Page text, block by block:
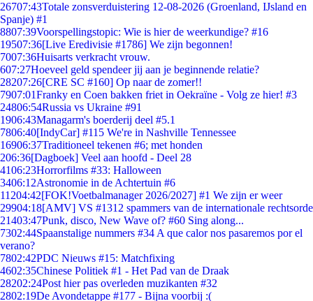
26707:43Totale zonsverduistering 12-08-2026 (Groenland, IJsland en
Spanje) #1
8807:39Voorspellingstopic: Wie is hier de weerkundige? #16
19507:36[Live Eredivisie #1786] We zijn begonnen!
7007:36Huisarts verkracht vrouw.
607:27Hoeveel geld spendeer jij aan je beginnende relatie?
28207:26[CRE SC #160] Op naar de zomer!!
7907:01Franky en Coen bakken friet in Oekraïne - Volg ze hier! #3
24806:54Russia vs Ukraine #91
1906:43Managarm's boerderij deel #5.1
7806:40[IndyCar] #115 We're in Nashville Tennessee
16906:37Traditioneel tekenen #6; met honden
206:36[Dagboek] Veel aan hoofd - Deel 28
4106:23Horrorfilms #33: Halloween
3406:12Astronomie in de Achtertuin #6
11204:42[FOK!Voetbalmanager 2026/2027] #1 We zijn er weer
29904:18[AMV] VS #1312 spammers van de internationale rechtsorde
21403:47Punk, disco, New Wave of? #60 Sing along...
7302:44Spaanstalige nummers #34 A que calor nos pasaremos por el
verano?
7802:42PDC Nieuws #15: Matchfixing
4602:35Chinese Politiek #1 - Het Pad van de Draak
28202:24Post hier pas overleden muzikanten #32
2802:19De Avondetappe #177 - Bijna voorbij :(